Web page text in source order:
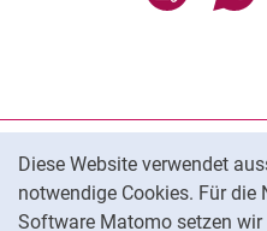
Diese Website verwendet
notwendige Cookies. Für
Software Matomo setzen wir
Datenschutz
Barrierefreiheit
Transparenter KI-Einsatz